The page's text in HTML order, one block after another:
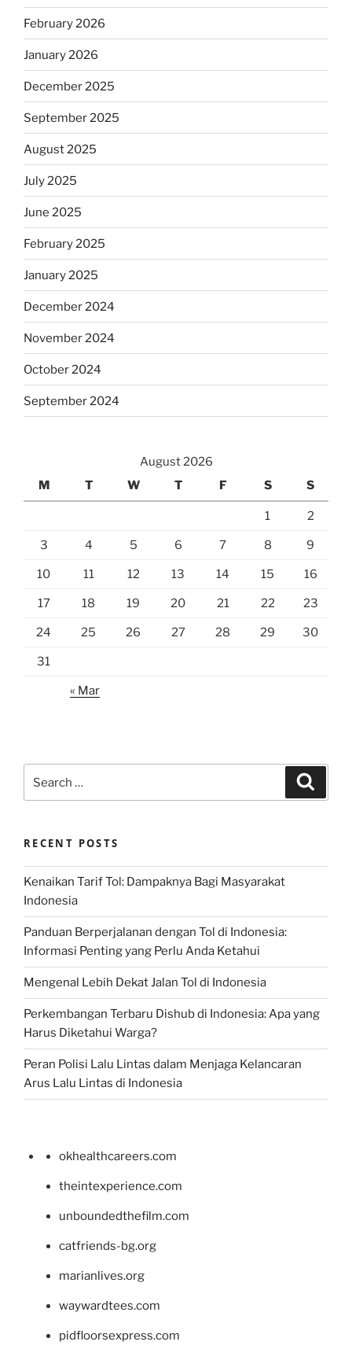
February 2026
January 2026
December 2025
September 2025
August 2025
July 2025
June 2025
February 2025
January 2025
December 2024
November 2024
October 2024
September 2024
August 2026
M
T W T F S S
1 2
3 4 5 6 7 8 9
10 11 12 13 14 15 16
17 18 19 20 21 22 23
24 25 26 27 28 29 30
31
« Mar
for:
RECENT POSTS
Kenaikan Tarif Tol: Dampaknya Bagi Masyarakat
Indonesia
Panduan Berperjalanan dengan Tol di Indonesia:
Informasi Penting yang Perlu Anda Ketahui
Mengenal Lebih Dekat Jalan Tol di Indonesia
Perkembangan Terbaru Dishub di Indonesia: Apa yang
Harus Diketahui Warga?
Peran Polisi Lalu Lintas dalam Menjaga Kelancaran
Arus Lalu Lintas di Indonesia
okhealthcareers.com
theintexperience.com
unboundedthefilm.com
catfriends-bg.org
marianlives.org
waywardtees.com
pidfloorsexpress.com